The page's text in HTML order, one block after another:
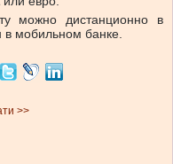
можно дистанционно в
в мобильном банке.
>>